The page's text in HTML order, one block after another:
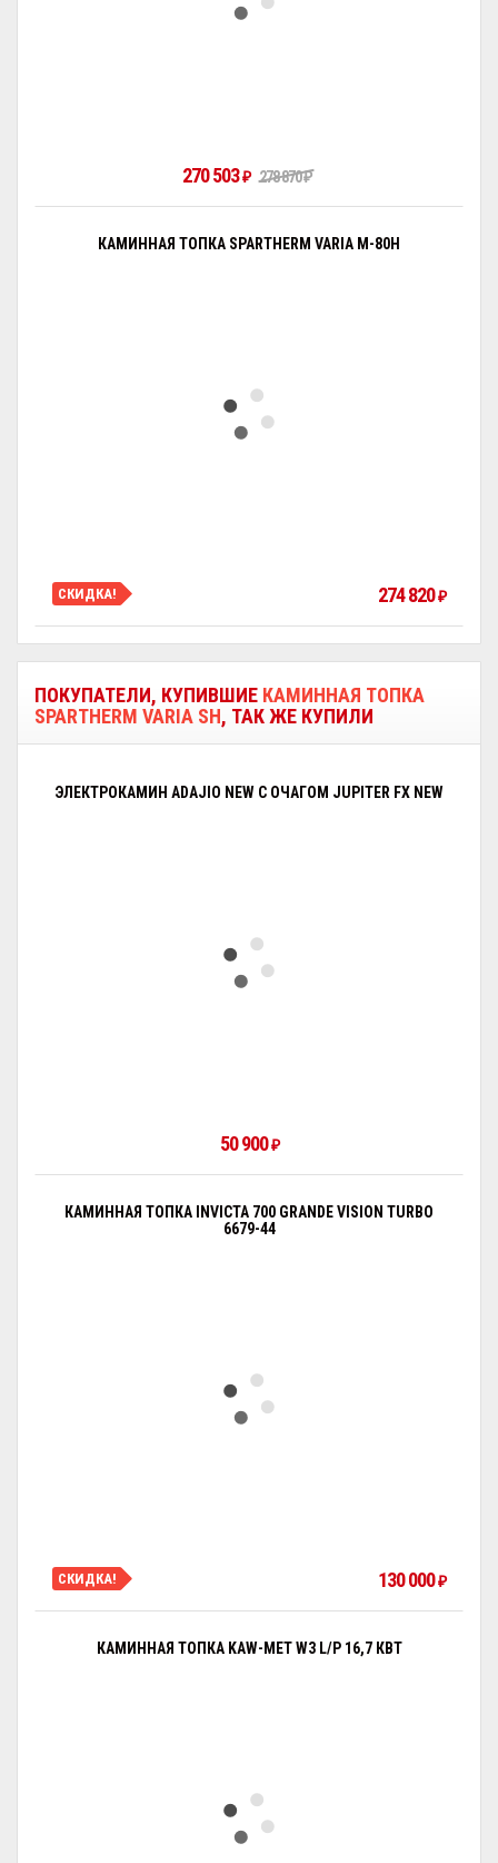
270 503₽ 278 870₽
КАМИННАЯ ТОПКА SPARTHERM VARIA M-80H
СКИДКА! 274 820₽
ПОКУПАТЕЛИ, КУПИВШИЕ КАМИННАЯ ТОПКА
SPARTHERM VARIA SH, ТАК ЖЕ КУПИЛИ
ЭЛЕКТРОКАМИН ADAJIO NEW С ОЧАГОМ JUPITER FX NEW
50 900₽
КАМИННАЯ ТОПКА INVICTA 700 GRANDE VISION TURBO
6679-44
СКИДКА! 130 000₽
КАМИННАЯ ТОПКА KAW-MET W3 L/P 16,7 КВТ